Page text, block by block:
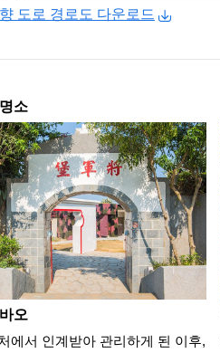
도로 경로도 다운로드
소
오
에서 인계받아 관리하게 된 이후,